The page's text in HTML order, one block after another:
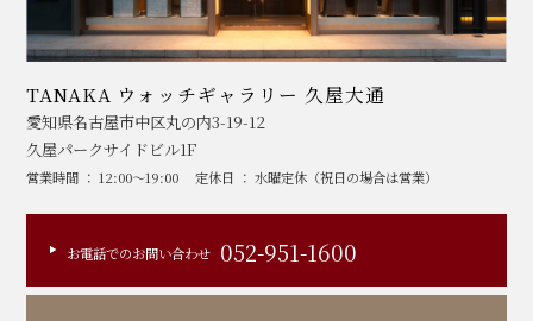
TANAKA ウォッチギャラリー 久屋大通
愛知県名古屋市中区丸の内3-19-12
久屋パークサイドビル1F
営業時間 ： 12:00～19:00 定休日 ： 水曜定休（祝日の場合は営業）
お電話でのお問い合わせ 052-951-1600